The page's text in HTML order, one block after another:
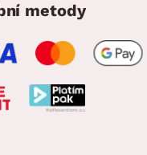
metody